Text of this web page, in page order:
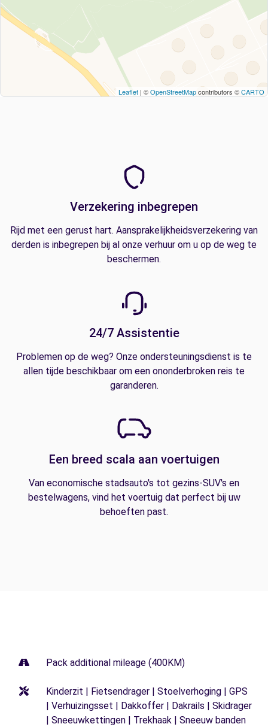
Leaflet | ©OpenStreetMapcontributors ©CARTO
Verzekering inbegrepen
Rijd met een gerust hart. Aansprakelijkheidsverzekering van
derden is inbegrepen bij al onze verhuur om u op de weg te
beschermen.
24/7 Assistentie
Problemen op de weg? Onze ondersteuningsdienst is te
allen tijde beschikbaar om een ononderbroken reis te
garanderen.
Een breed scala aan voertuigen
Van economische stadsauto's tot gezins-SUV's en
bestelwagens, vind het voertuig dat perfect bij uw
behoeften past.
Pack additional mileage (400KM)
Kinderzit | Fietsendrager | Stoelverhoging | GPS
| Verhuizingsset | Dakkoffer | Dakrails | Skidrager
| Sneeuwkettingen | Trekhaak | Sneeuw banden